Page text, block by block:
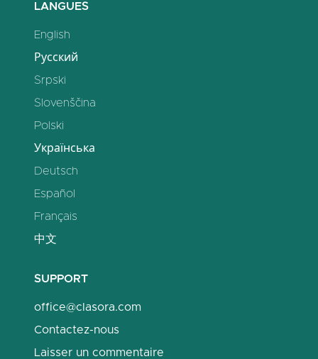
LANGUES
English
Русский
Srpski
Slovenščina
Polski
Українська
Deutsch
Español
Français
中文
SUPPORT
office@clasora.com
Contactez-nous
Laisser un commentaire